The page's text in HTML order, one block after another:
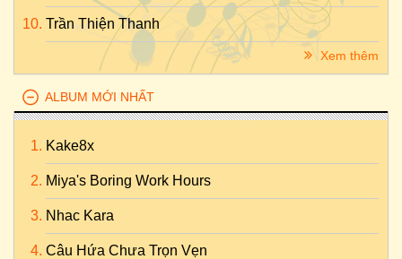
Trần Thiện Thanh
Xem thêm
ALBUM MỚI NHẤT
Kake8x
Miya's Boring Work Hours
Nhac Kara
Câu Hứa Chưa Trọn Vẹn